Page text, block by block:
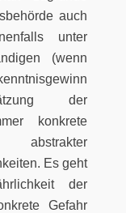
auch
unter
(wenn
der
konkrete
Es geht
der
Gefahr